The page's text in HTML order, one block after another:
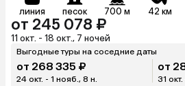
линия песок 700 м 42 км
от 245 078 ₽
11 окт. - 18 окт., 7 ночей
Выгодные туры на соседние даты
от 268 335 ₽
24 окт. - 1 нояб., 8 н.
от
31